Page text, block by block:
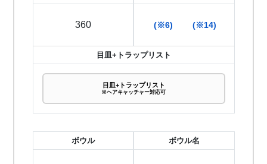
360 (※6) (※14)
目皿+トラップリスト
目皿+トラップリスト
※ヘアキャッチャー対応可
ボウル ボウル名